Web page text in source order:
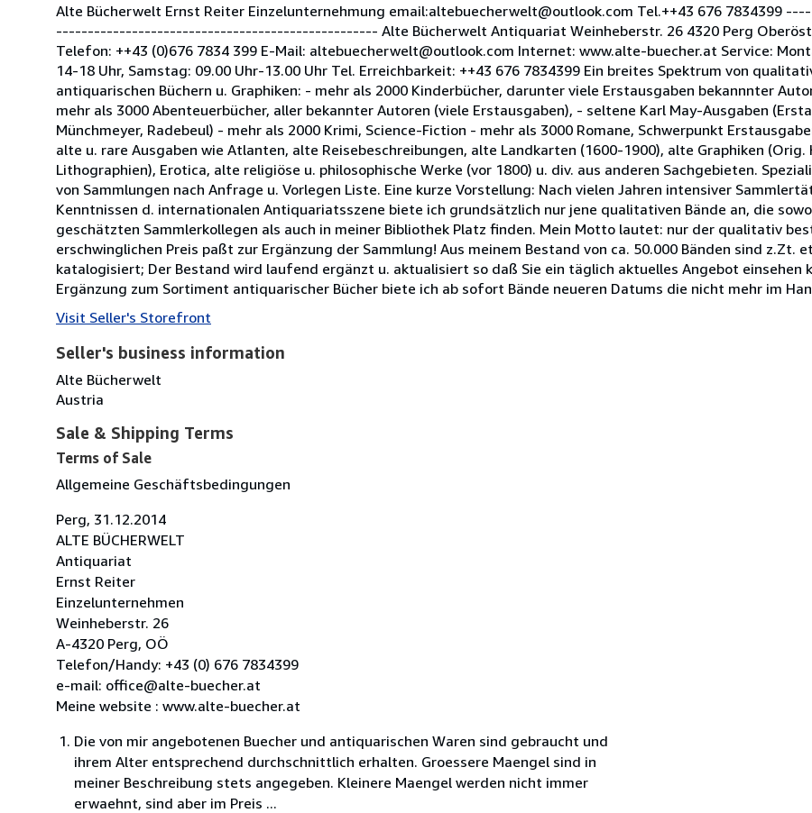
Alte Bücherwelt Ernst Reiter Einzelunternehmung email:altebuecherwelt@outlook.com Tel.++43 676
--------------------------------------------------- Alte Bücherwelt Antiquariat Weinheberstr. 26 4320 Perg
Telefon: ++43 (0)676 7834 399 E-Mail: altebuecherwelt@outlook.com Internet: www.alte-buecher.at Service:
14-18 Uhr, Samstag: 09.00 Uhr-13.00 Uhr Tel. Erreichbarkeit: ++43 676 7834399 Ein breites Spektrum von
antiquarischen Büchern u. Graphiken: - mehr als 2000 Kinderbücher, darunter viele Erstausgaben bekannnter
mehr als 3000 Abenteuerbücher, aller bekannter Autoren (viele Erstausgaben), - seltene Karl May-Ausgaben
Münchmeyer, Radebeul) - mehr als 2000 Krimi, Science-Fiction - mehr als 3000 Romane, Schwerpunkt
alte u. rare Ausgaben wie Atlanten, alte Reisebeschreibungen, alte Landkarten (1600-1900), alte Graphiken
Lithographien), Erotica, alte religiöse u. philosophische Werke (vor 1800) u. div. aus anderen Sachgebieten.
von Sammlungen nach Anfrage u. Vorlegen Liste. Eine kurze Vorstellung: Nach vielen Jahren intensiver
Kenntnissen d. internationalen Antiquariatsszene biete ich grundsätzlich nur jene qualitativen Bände an, die
geschätzten Sammlerkollegen als auch in meiner Bibliothek Platz finden. Mein Motto lautet: nur der qualitativ
erschwinglichen Preis paßt zur Ergänzung der Sammlung! Aus meinem Bestand von ca. 50.000 Bänden sind z.Zt.
katalogisiert; Der Bestand wird laufend ergänzt u. aktualisiert so daß Sie ein täglich aktuelles Angebot einsehen
Ergänzung zum Sortiment antiquarischer Bücher biete ich ab sofort Bände neueren Datums die nicht mehr im
Visit Seller's Storefront
Seller's business information
Alte Bücherwelt
Austria
Sale & Shipping Terms
Terms of Sale
Allgemeine Geschäftsbedingungen
Perg, 31.12.2014
ALTE BÜCHERWELT
Antiquariat
Ernst Reiter
Einzelunternehmen
Weinheberstr. 26
A-4320 Perg, OÖ
Telefon/Handy: +43 (0) 676 7834399
e-mail: office@alte-buecher.at
Meine website : www.alte-buecher.at
Die von mir angebotenen Buecher und antiquarischen Waren sind gebraucht und
ihrem Alter entsprechend durchschnittlich erhalten. Groessere Maengel sind in
meiner Beschreibung stets angegeben. Kleinere Maengel werden nicht immer
erwaehnt, sind aber im Preis ...